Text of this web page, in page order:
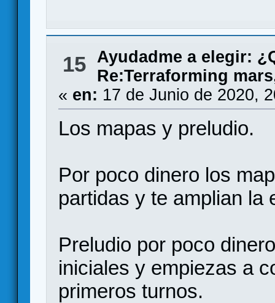
15
Ayudadme a elegir:
Re:Terraforming
« en: 17 de Junio de 2020,
Los mapas y preludio.
Por poco dinero los
partidas y te amplian la
Preludio por poco
iniciales y empiezas a
primeros turnos.